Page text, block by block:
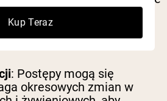
genetykę, metabolizm i
wymaga indywidualnego
: Postępy mogą się
okresowych zmian w
Kup Teraz